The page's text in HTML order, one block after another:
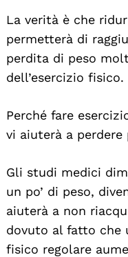
La verità è che
permetterà di
perdita di peso
dell’esercizio fisico.
Perché fare
vi aiuterà a perdere
Gli studi medici
un po’ di peso,
aiuterà a non
dovuto al fatto che
fisico regolare